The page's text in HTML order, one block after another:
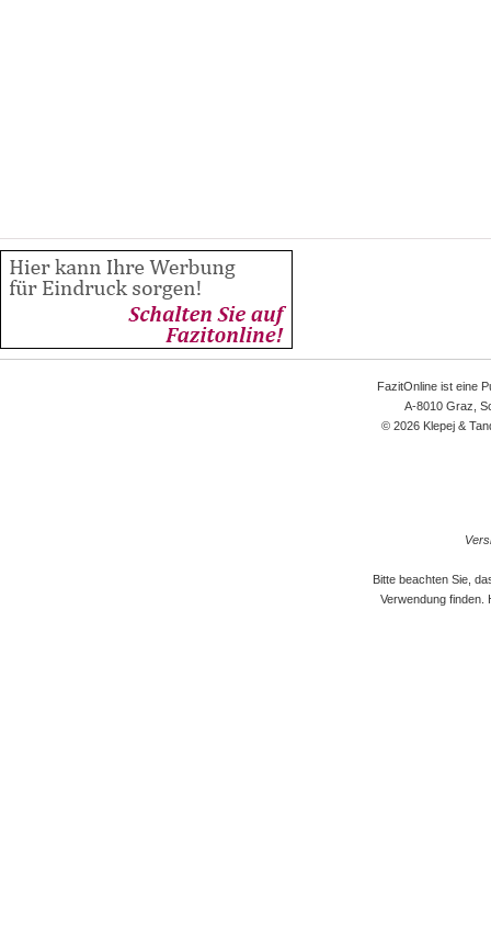
FazitOnline ist eine
A-8010 Graz,
© 2026 Klepej &
Bitte beachten Sie,
Verwendung finden.